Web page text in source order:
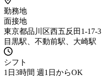
勤務地
面接地
東京都品川区西五反田1-17-3
目黒駅、不動前駅、大崎駅
シフト
1日3時間 週1日からOK